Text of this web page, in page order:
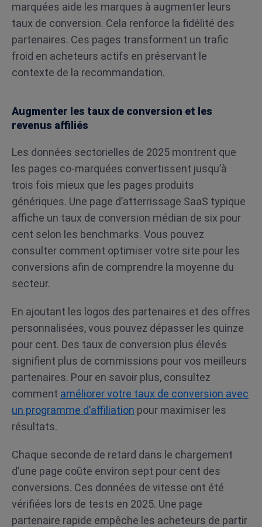
marquées aide les marques à augmenter leurs
taux de conversion. Cela renforce la fidélité des
partenaires. Ces pages transforment un trafic
froid en acheteurs actifs en préservant le
contexte de la recommandation.
Augmenter les taux de conversion et les
revenus affiliés
Les données sectorielles de 2025 montrent que
les pages co-marquées convertissent jusqu’à
trois fois mieux que les pages produits
génériques. Une page d’atterrissage SaaS typique
affiche un taux de conversion médian de six pour
cent selon les benchmarks. Vous pouvez
consulter comment optimiser votre site pour les
conversions afin de comprendre la moyenne du
secteur.
En ajoutant les logos des partenaires et des offres
personnalisées, vous pouvez dépasser les quinze
pour cent. Des taux de conversion plus élevés
signifient plus de commissions pour vos meilleurs
partenaires. Pour en savoir plus, consultez
comment améliorer votre taux de conversion avec
un programme d’affiliation pour maximiser les
résultats.
Chaque seconde de retard dans le chargement
d’une page coûte environ sept pour cent des
conversions. Ces données de vitesse ont été
vérifiées lors de tests en 2025. Une page
partenaire rapide empêche les acheteurs de partir